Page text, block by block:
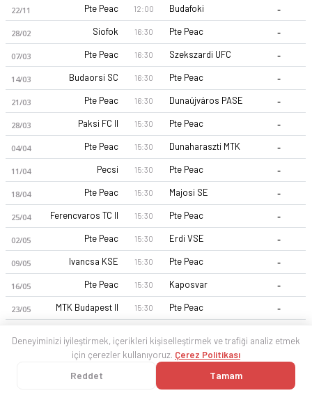
Pte Peac 26-27 sezonu | NB III NB III 26/27, South West'de
22/11 Pte Peac 12:00 Budafoki -
28/02 Siofok 16:30 Pte Peac -
07/03 Pte Peac 16:30 Szekszardi UFC -
14/03 Budaorsi SC 16:30 Pte Peac -
21/03 Pte Peac 16:30 Dunaújváros PASE -
28/03 Paksi FC II 15:30 Pte Peac -
04/04 Pte Peac 15:30 Dunaharaszti MTK -
11/04 Pecsi 15:30 Pte Peac -
18/04 Pte Peac 15:30 Majosi SE -
25/04 Ferencvaros TC II 15:30 Pte Peac -
02/05 Pte Peac 15:30 Erdi VSE -
09/05 Ivancsa KSE 15:30 Pte Peac -
16/05 Pte Peac 15:30 Kaposvar -
23/05 MTK Budapest II 15:30 Pte Peac -
Deneyiminizi iyileştirmek, içerikleri kişiselleştirmek ve trafiği analiz etmek
için çerezler kullanıyoruz. Çerez Politikası
Reddet Tamam